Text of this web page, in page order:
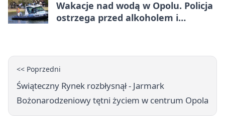
Wakacje nad wodą w Opolu. Policja
ostrzega przed alkoholem i
<< Poprzedni
Świąteczny Rynek rozbłysnął - Jarmark
Bożonarodzeniowy tętni życiem w centrum Opola